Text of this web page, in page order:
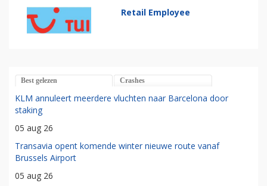
Retail Employee
Best gelezen Crashes
KLM annuleert meerdere vluchten naar Barcelona door
staking
05 aug 26
Transavia opent komende winter nieuwe route vanaf
Brussels Airport
05 aug 26